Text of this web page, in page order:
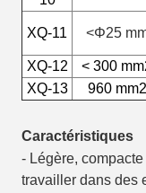
XQ-11 <Φ25
XQ-12
< 300
XQ-13
960 mm2
Caractéristiques
- Légère,
travailler dans des